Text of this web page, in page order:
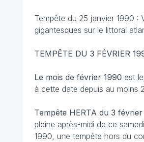
Tempête du 25 janvier 1990 :
gigantesques sur le littoral
TEMPÊTE DU 3 FÉVRIER
Le mois de février 1990 est
à cette date depuis au moins
Tempête HERTA du 3 février
pleine après-midi de ce
1990, une tempête hors du